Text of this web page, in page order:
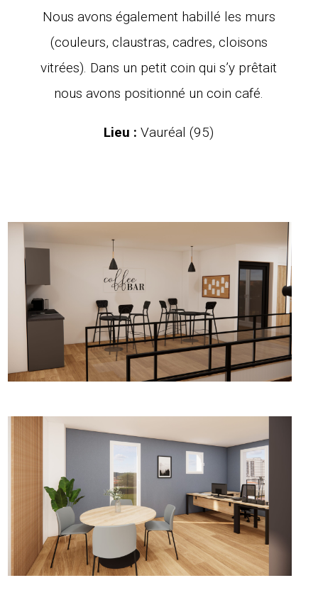
Nous avons également habillé les murs
(couleurs, claustras, cadres, cloisons
vitrées). Dans un petit coin qui s’y prêtait
nous avons positionné un coin café.
Lieu : Vauréal (95)